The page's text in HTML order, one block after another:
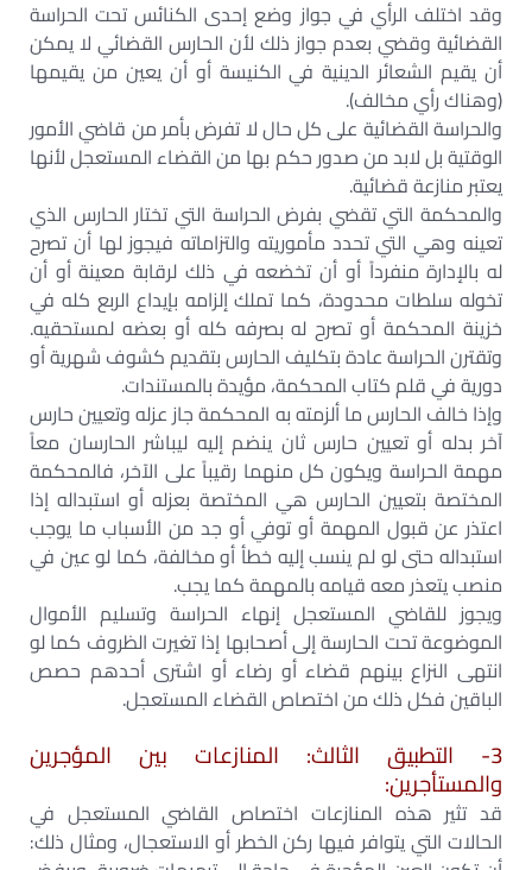
وقد اختلف الرأي في جواز وضع إحدى الكنائس تحت الحراسة
القضائية وقضي بعدم جواز ذلك لأن الحارس القضائي لا يمكن
أن يقيم الشعائر الدينية في الكنيسة أو أن يعين من يقيمها
(وهناك رأي مخالف).
والحراسة القضائية على كل حال لا تفرض بأمر من قاضي الأمور
الوقتية بل لابد من صدور حكم بها من القضاء المستعجل لأنها
يعتبر منازعة قضائية.
والمحكمة التي تقضي بفرض الحراسة التي تختار الحارس الذي
تعينه وهي التي تحدد مأموريته والتزاماته فيجوز لها أن تصرح
له بالإدارة منفرداً أو أن تخضعه في ذلك لرقابة معينة أو أن
تخوله سلطات محدودة، كما تملك إلزامه بإيداع الربع كله في
خزينة المحكمة أو تصرح له بصرفه كله أو بعضه لمستحقيه.
وتقترن الحراسة عادة بتكليف الحارس بتقديم كشوف شهرية أو
دورية في قلم كتاب المحكمة، مؤيدة بالمستندات.
وإذا خالف الحارس ما ألزمته به المحكمة جاز عزله وتعيين حارس
آخر بدله أو تعيين حارس ثان ينضم إليه ليباشر الحارسان معاً
مهمة الحراسة ويكون كل منهما رقيباً على الآخر، فالمحكمة
المختصة بتعيين الحارس هي المختصة بعزله أو استبداله إذا
اعتذر عن قبول المهمة أو توفي أو جد من الأسباب ما يوجب
استبداله حتى لو لم ينسب إليه خطأ أو مخالفة، كما لو عين في
منصب يتعذر معه قيامه بالمهمة كما يجب.
ويجوز للقاضي المستعجل إنهاء الحراسة وتسليم الأموال
الموضوعة تحت الحارسة إلى أصحابها إذا تغيرت الظروف كما لو
انتهى النزاع بينهم قضاء أو رضاء أو اشترى أحدهم حصص
الباقين فكل ذلك من اختصاص القضاء المستعجل.
3- التطبيق الثالث: المنازعات بين المؤجرين
والمستأجرين:
قد تثير هذه المنازعات اختصاص القاضي المستعجل في
الحالات التي يتوافر فيها ركن الخطر أو الاستعجال، ومثال ذلك: